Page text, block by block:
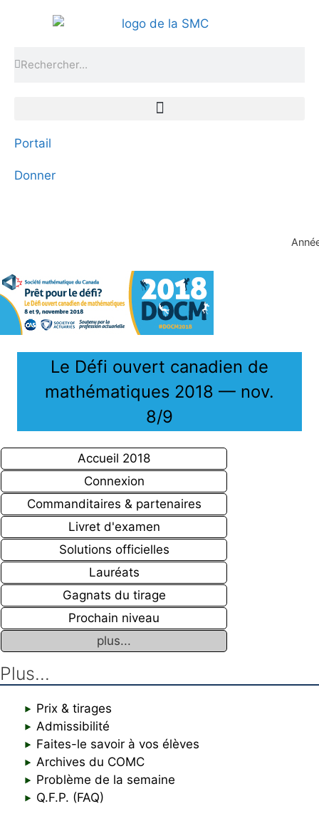
Portail
Donner
Le Défi ouvert canadien de
mathématiques 2018 — nov.
8/9
Accueil 2018
Connexion
Commanditaires & partenaires
Livret d'examen
Solutions officielles
Lauréats
Gagnats du tirage
Prochain niveau
plus...
Plus...
Prix & tirages
Admissibilité
Faites-le savoir à vos élèves
Archives du COMC
Problème de la semaine
Q.F.P. (FAQ)